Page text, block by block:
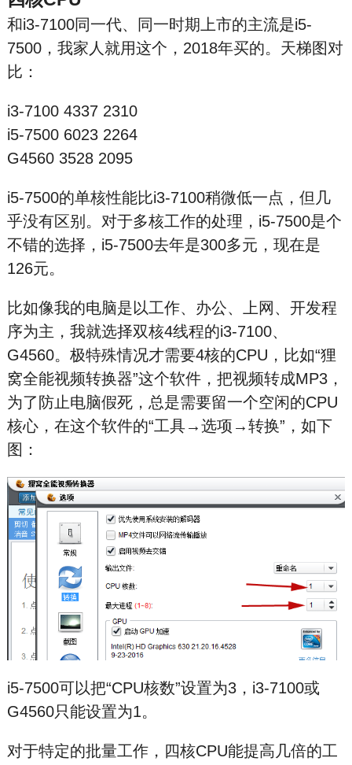
和i3-7100同一代、同一时期上市的主流是i5-
7500，我家人就用这个，2018年买的。天梯图对
比：
i3-7100 4337 2310
i5-7500 6023 2264
G4560 3528 2095
i5-7500的单核性能比i3-7100稍微低一点，但几
乎没有区别。对于多核工作的处理，i5-7500是个
不错的选择，i5-7500去年是300多元，现在是
126元。
比如像我的电脑是以工作、办公、上网、开发程
序为主，我就选择双核4线程的i3-7100、
G4560。极特殊情况才需要4核的CPU，比如“狸
窝全能视频转换器”这个软件，把视频转成MP3，
为了防止电脑假死，总是需要留一个空闲的CPU
核心，在这个软件的“工具→选项→转换”，如下
图：
i5-7500可以把“CPU核数”设置为3，i3-7100或
G4560只能设置为1。
对于特定的批量工作，四核CPU能提高几倍的工